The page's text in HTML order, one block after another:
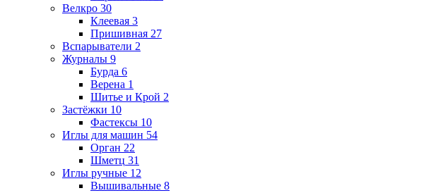
Велкро 30
Клеевая 3
Пришивная 27
Вспарыватели 2
Журналы 9
Бурда 6
Верена 1
Шитье и Крой 2
Застёжки 10
Фастексы 10
Иглы для машин 54
Орган 22
Шметц 31
Иглы ручные 12
Вышивальные 8